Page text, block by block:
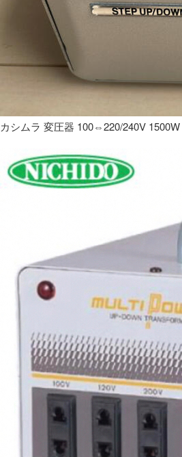
カシムラ 変圧器 100⇔220/240V